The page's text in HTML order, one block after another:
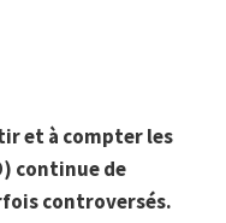
et à compter les
continue de
controversés.